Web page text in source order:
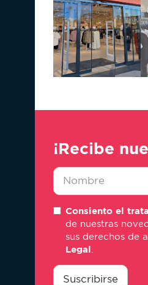
¡Recibe
*
Consiento el
de nuestras
sus derechos de
Legal
consentimiento
Suscribirse